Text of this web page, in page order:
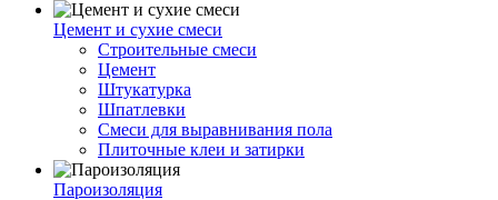
Цемент и сухие смеси
Строительные смеси
Цемент
Штукатурка
Шпатлевки
Смеси для выравнивания пола
Плиточные клеи и затирки
Пароизоляция